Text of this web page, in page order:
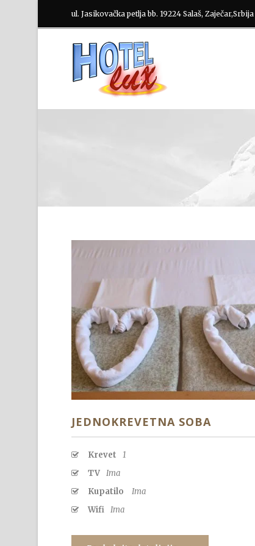
ul. Jasikovačka petlja bb. 19224 Salaš, Zaječar,Srbija
JEDNOKREVETNA SOBA
Krevet
1
TV Ima
Kupatilo
Ima
Wifi Ima